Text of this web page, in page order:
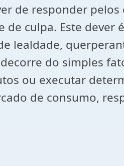
de responder
culpa. Este dever
lealdade,
do simples
ou executar
de consumo,